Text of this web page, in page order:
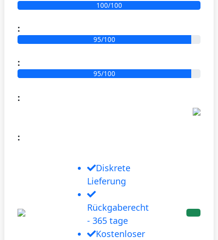
100/100
:
95/100
:
95/100
:
:
Diskrete
Lieferung
Rückgaberecht
- 365 tage
Kostenloser